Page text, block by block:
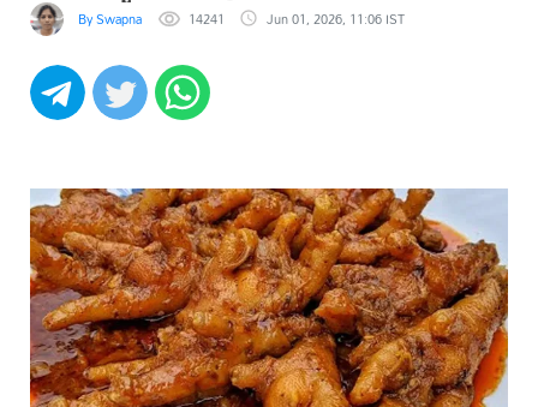
By Swapna 14241 Jun 01, 2026, 11:06 IST